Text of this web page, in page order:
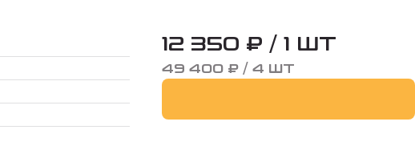
12 350 ₽ / 1 ШТ
49 400 ₽ / 4 ШТ